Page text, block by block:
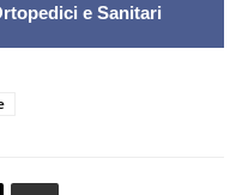
e Sanitari